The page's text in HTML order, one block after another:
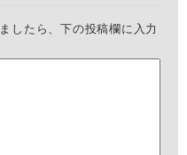
したら、下の投稿欄に入力